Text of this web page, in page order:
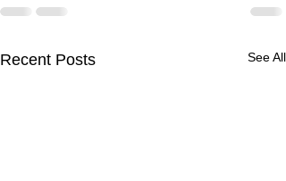
Recent Posts See All